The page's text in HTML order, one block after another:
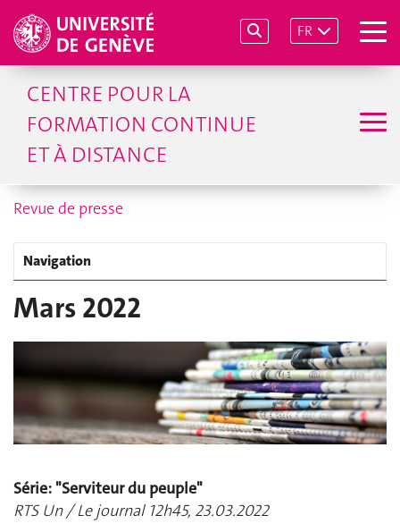
FR
CENTRE POUR LA
FORMATION CONTINUE
ET À DISTANCE
Revue de presse
Navigation
Mars 2022
Série: "Serviteur du peuple"
RTS Un / Le journal 12h45, 23.03.2022